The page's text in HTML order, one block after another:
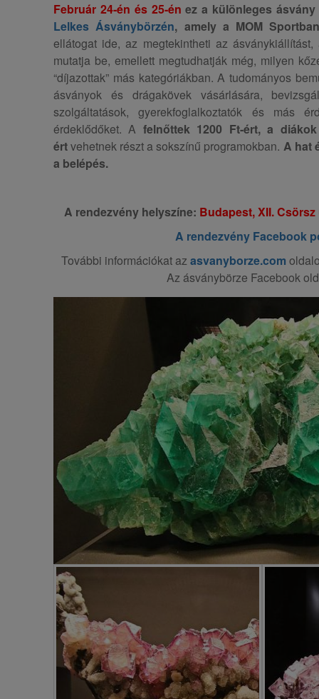
Február 24-én és 25-én ez a különleges
Lelkes Ásványbörzén, amely a MOM
ellátogat ide, az megtekintheti az
mutatja be, emellett megtudhatják még, milyen
“díjazottak” más kategóriákban. A tudományos
ásványok és drágakövek vásárlására,
szolgáltatások, gyerekfoglalkoztatók és más
érdeklődőket. A felnőttek 1200 Ft-ért, a
értvehetnek részt a sokszínű programokban. A hat
a belépés.
A rendezvény helyszíne: Budapest, XII. Csörsz
A rendezvény Facebook
További információkat azasvanyborze.com
Az ásványbörze Facebook